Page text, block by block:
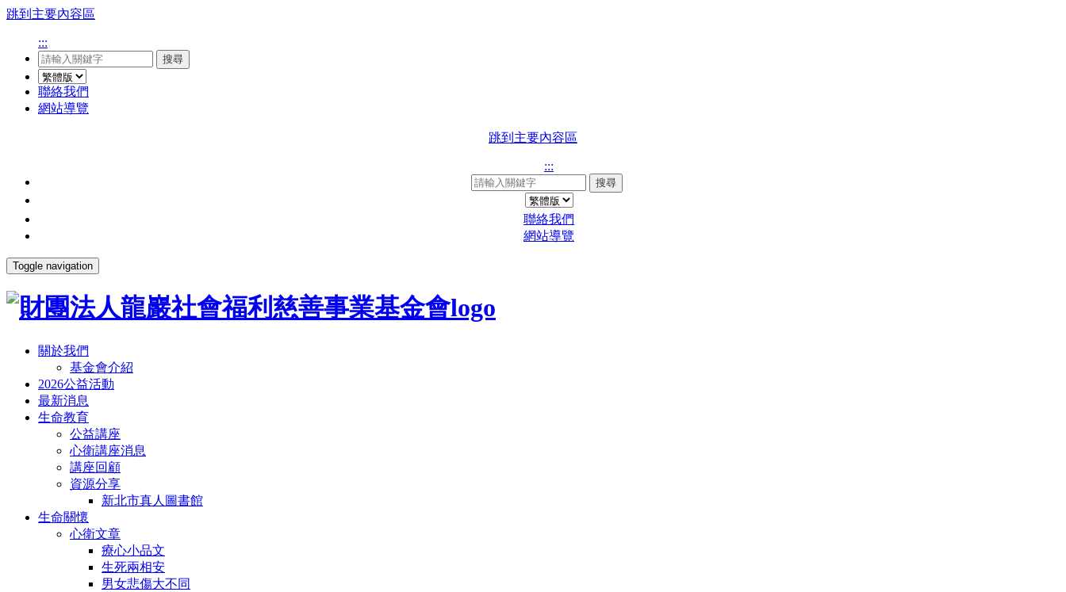
跳到主要內容區
:::
搜尋
聯絡我們
網站導覽
跳到主要內容區
:::
搜尋
聯絡我們
網站導覽
Toggle navigation
關於我們
基金會介紹
2026公益活動
最新消息
生命教育
公益講座
心衛講座消息
講座回顧
資源分享
新北市真人圖書館
生命關懷
心衛文章
療心小品文
生死兩相安
男女悲傷大不同